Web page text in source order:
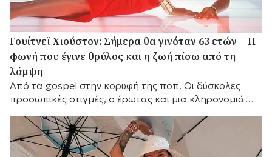
Γουίτνεϊ Χιούστον: Σήμερα θα γινόταν 63 ετών – Η
φωνή που έγινε θρύλος και η ζωή πίσω από τη
λάμψη
Από τα gospel στην κορυφή της ποπ. Οι δύσκολες
προσωπικές στιγμές, ο έρωτας και μια κληρονομιά